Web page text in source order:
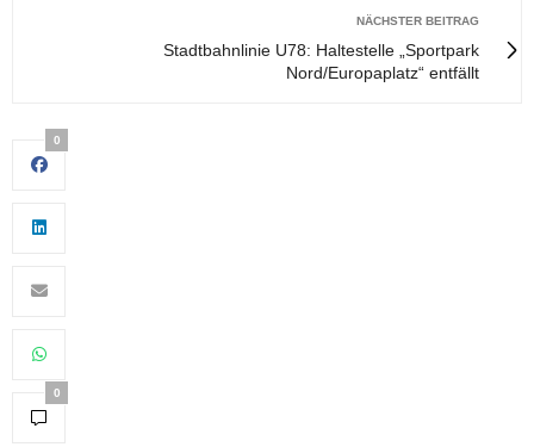
NÄCHSTER BEITRAG
Stadtbahnlinie U78: Haltestelle „Sportpark
Nord/Europaplatz“ entfällt
0
0